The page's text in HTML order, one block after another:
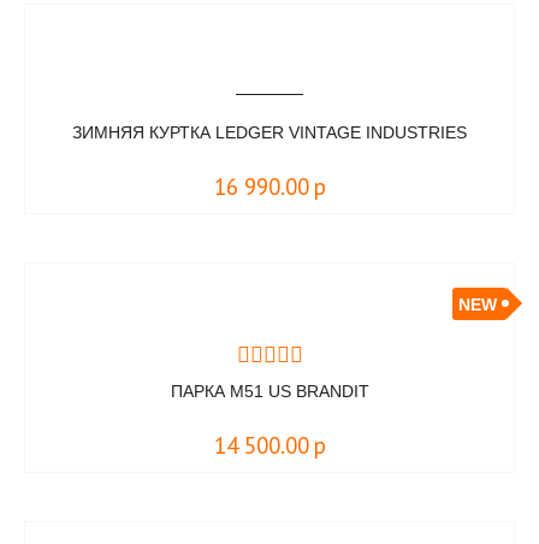
ЗИМНЯЯ КУРТКА LEDGER VINTAGE INDUSTRIES
16 990.00 р
NEW
ПАРКА M51 US BRANDIT
14 500.00 р